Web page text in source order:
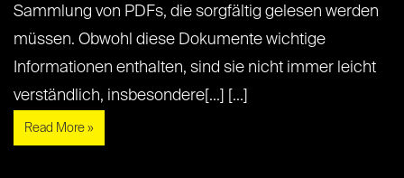
Sammlung von PDFs, die sorgfältig gelesen werden
müssen. Obwohl diese Dokumente wichtige
Informationen enthalten, sind sie nicht immer leicht
verständlich, insbesondere[...] [...]
Read More »